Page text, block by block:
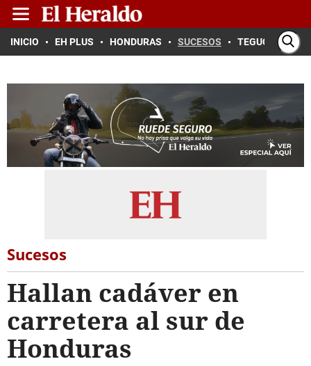
INICIO EH PLUS HONDURAS SUCESOS TEGUCIGALPA
Sucesos
Hallan cadáver en
carretera al sur de
Honduras